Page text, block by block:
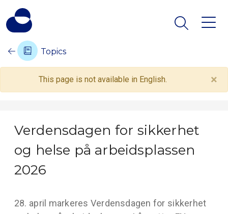
Topics
This page is not available in English. ×
Verdensdagen for sikkerhet
og helse på arbeidsplassen
2026
28. april markeres Verdensdagen for sikkerhet